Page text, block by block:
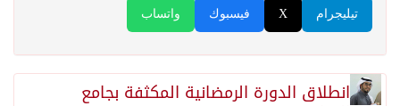
واتساب فيسبوك X تيليجرام
انطلاق الدورة الرمضانية المكثفة بجامع